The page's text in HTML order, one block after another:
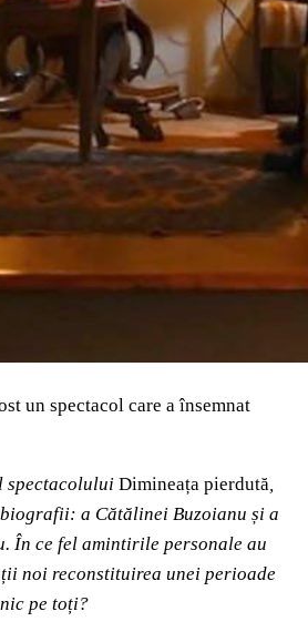
un spectacol care a însemnat
spectacolului Dimineața pierdută,
a Cătălinei Buzoianu și a
În ce fel amintirile personale au
noi reconstituirea unei perioade
pe toți?